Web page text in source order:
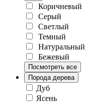
Коричневый
Серый
Светлый
Темный
Натуральный
Бежевый
Посмотреть все
Порода дерева
Дуб
Ясень